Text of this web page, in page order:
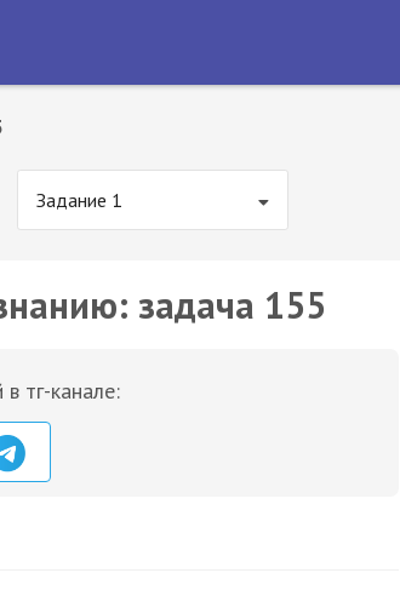
Задание 1
задача 155
тг-канале: